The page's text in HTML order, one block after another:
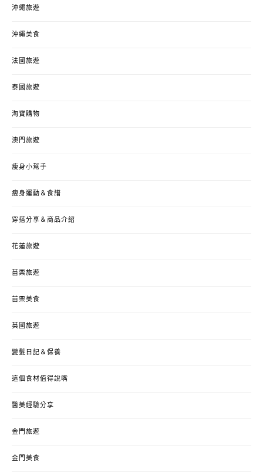
沖繩旅遊
沖繩美食
法國旅遊
泰國旅遊
淘寶購物
澳門旅遊
瘦身小幫手
瘦身運動＆食譜
穿搭分享＆商品介紹
花蓮旅遊
苗栗旅遊
苗栗美食
英國旅遊
變髮日記＆保養
這個食材值得說嘴
醫美經驗分享
金門旅遊
金門美食